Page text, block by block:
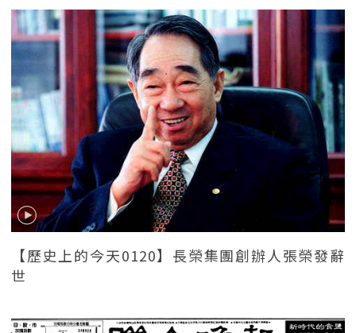
【歷史上的今天0120】長榮集團創辦人張榮發辭
世